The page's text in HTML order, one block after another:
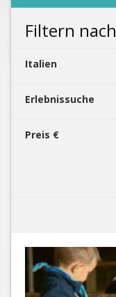
Filtern nach
Italien
Erlebnissuche
Preis €